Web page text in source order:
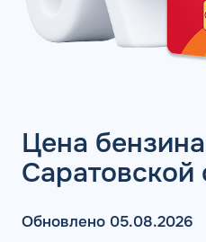
Цена
Саратовской
Обновлено 05.08.2026